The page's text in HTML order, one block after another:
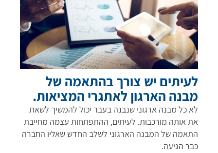
לעיתים יש צורך בהתאמה של
מבנה הארגון לאתגרי המציאות.
לא כל מבנה ארגוני שנבנה בעבר יכול להמשיך לשאת
את אותה מורכבות. לעיתים, ההתפתחות עצמה מחייבת
התאמה של המבנה הארגוני לשלב החדש שאליו החברה
כבר הגיעה.